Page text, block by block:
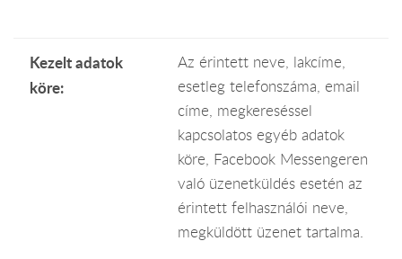
Kezelt adatok
köre:
Az érintett neve, lakcíme,
esetleg telefonszáma, email
címe, megkereséssel
kapcsolatos egyéb adatok
köre, Facebook Messengeren
való üzenetküldés esetén az
érintett felhasználói neve,
megküldött üzenet tartalma.